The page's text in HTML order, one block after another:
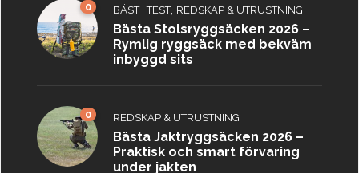
0 BÄST I TEST, REDSKAP & UTRUSTNING
Bästa Stolsryggsäcken 2026 –
Rymlig ryggsäck med bekväm
inbyggd sits
0 REDSKAP & UTRUSTNING
Bästa Jaktryggsäcken 2026 –
Praktisk och smart förvaring
under jakten